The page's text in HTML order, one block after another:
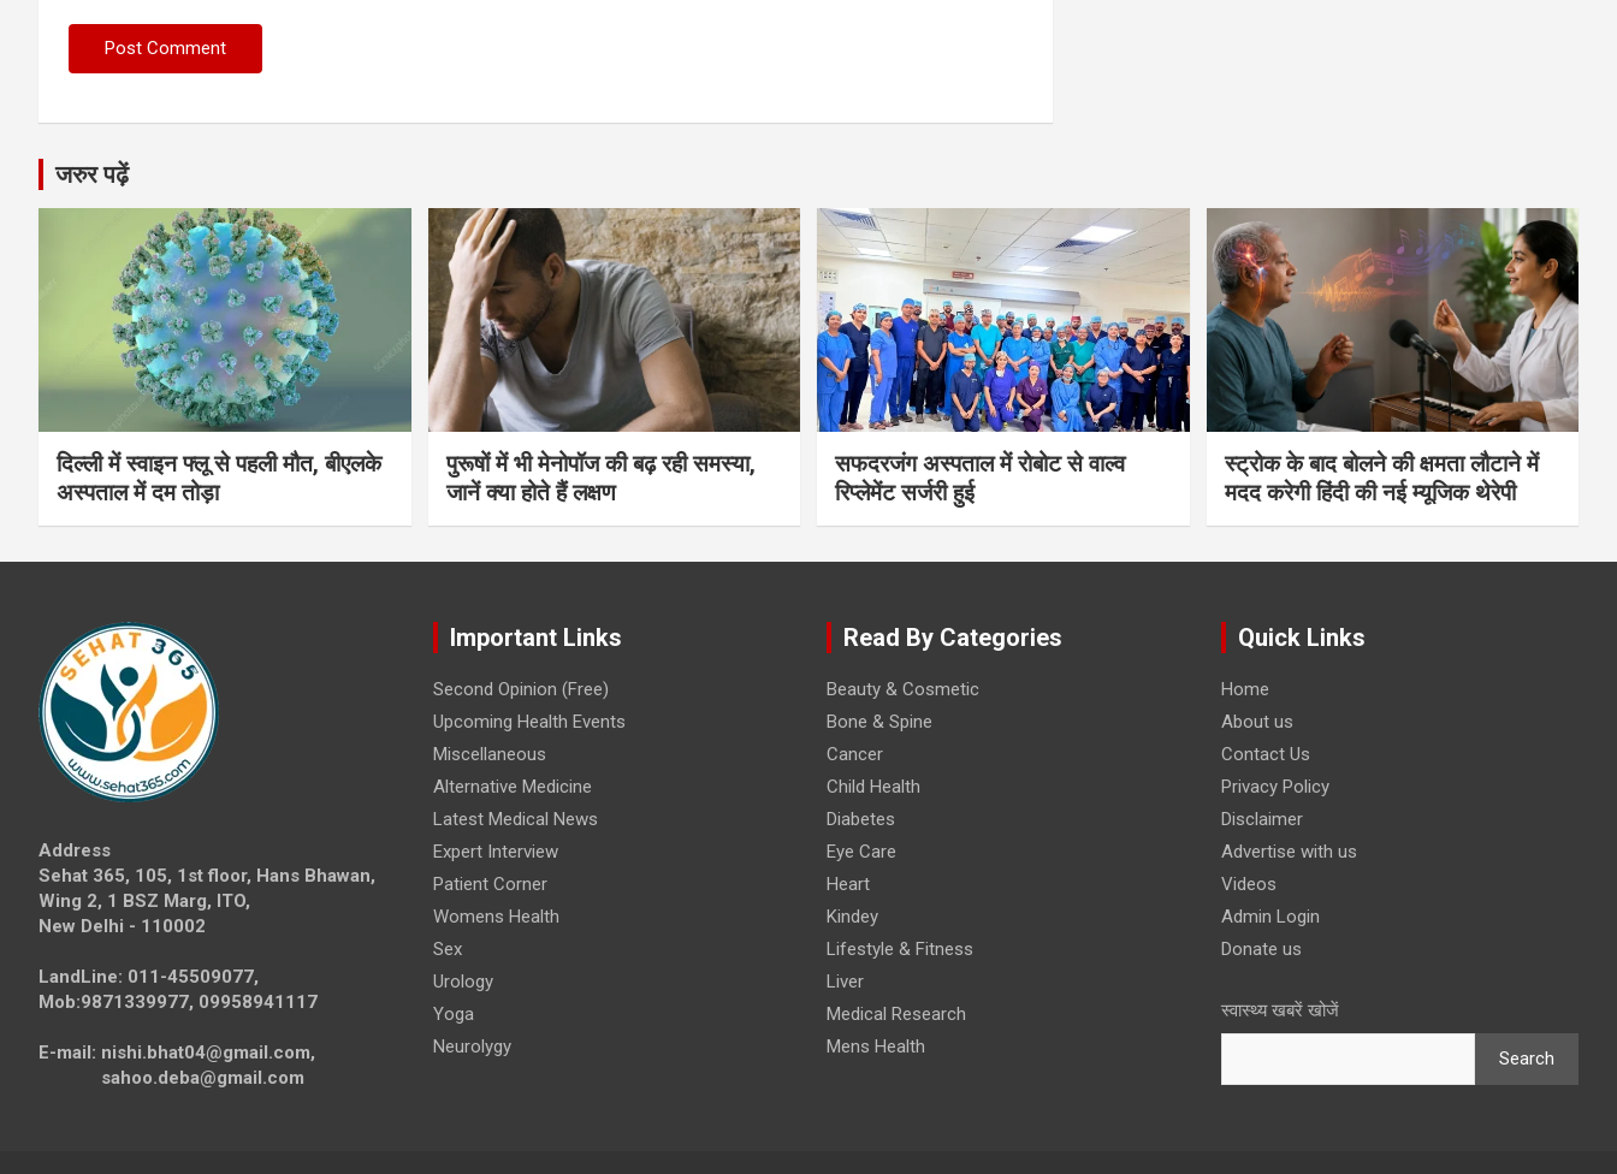
जरुर पढ़ें
दिल्ली में स्वाइन फ्लू से पहली मौत, बीएलके
अस्पताल में दम तोड़ा
पुरूषों में भी मेनोपॉज की बढ़ रही समस्या,
जानें क्या होते हैं लक्षण
सफदरजंग अस्पताल में रोबोट से वाल्व
रिप्लेमेंट सर्जरी हुई
स्ट्रोक के बाद बोलने की क्षमता लौटाने में
मदद करेगी हिंदी की नई म्यूजिक थेरेपी
Address
Sehat 365, 105, 1st floor, Hans Bhawan,
Wing 2, 1 BSZ Marg, ITO,
New Delhi - 110002
LandLine: 011-45509077,
Mob:9871339977, 09958941117
E-mail: nishi.bhat04@gmail.com,
sahoo.deba@gmail.com
Important Links
Second Opinion (Free)
Upcoming Health Events
Miscellaneous
Alternative Medicine
Latest Medical News
Expert Interview
Patient Corner
Womens Health
Sex
Urology
Yoga
Neurolygy
Read By Categories
Beauty & Cosmetic
Bone & Spine
Cancer
Child Health
Diabetes
Eye Care
Heart
Kindey
Lifestyle & Fitness
Liver
Medical Research
Mens Health
Quick Links
Home
About us
Contact Us
Privacy Policy
Disclaimer
Advertise with us
Videos
Admin Login
Donate us
स्वास्थ्य खबरें खोजें
Search